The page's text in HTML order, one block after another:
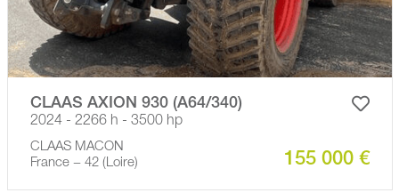
CLAAS AXION 930 (A64/340)
2024 - 2266 h - 3500 hp
CLAAS MACON
France − 42 (Loire)
155 000 €